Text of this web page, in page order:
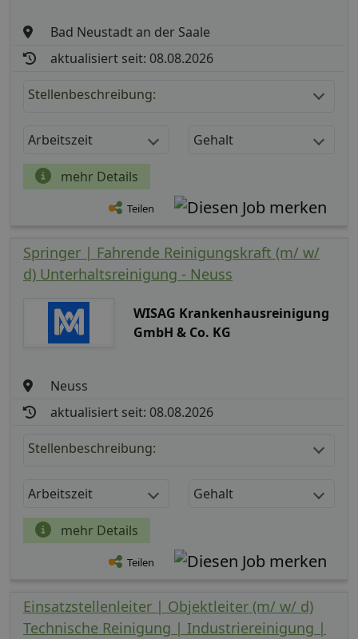
Bad Neustadt an der Saale
aktualisiert seit: 08.08.2026
Stellenbeschreibung:
Arbeitszeit Gehalt
mehr Details
Teilen
Springer | Fahrende Reinigungskraft (m/ w/
d) Unterhaltsreinigung - Neuss
WISAG Krankenhausreinigung
GmbH & Co. KG
Neuss
aktualisiert seit: 08.08.2026
Stellenbeschreibung:
Arbeitszeit Gehalt
mehr Details
Teilen
Einsatzstellenleiter | Objektleiter (m/ w/ d)
Technische Reinigung | Industriereinigung |